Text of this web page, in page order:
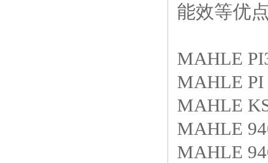
能效等优
MAHLE
MAHLE PI
MAHLE
MAHLE
MAHLE